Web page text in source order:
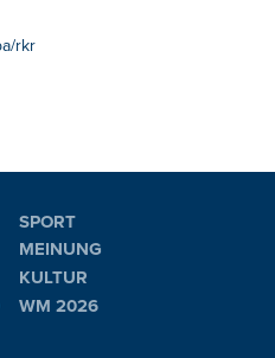
rkr
SPORT
MEINUNG
KULTUR
WM 2026